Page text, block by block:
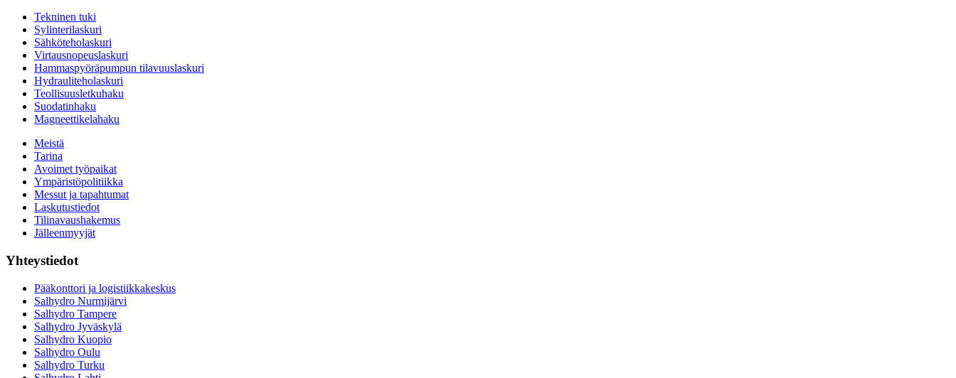
Tekninen tuki
Sylinterilaskuri
Sähköteholaskuri
Virtausnopeuslaskuri
Hammaspyöräpumpun tilavuuslaskuri
Hydrauliteholaskuri
Teollisuusletkuhaku
Suodatinhaku
Magneettikelahaku
Meistä
Tarina
Avoimet työpaikat
Ympäristöpolitiikka
Messut ja tapahtumat
Laskutustiedot
Tilinavaushakemus
Jälleenmyyjät
Yhteystiedot
Pääkonttori ja logistiikkakeskus
Salhydro Nurmijärvi
Salhydro Tampere
Salhydro Jyväskylä
Salhydro Kuopio
Salhydro Oulu
Salhydro Turku